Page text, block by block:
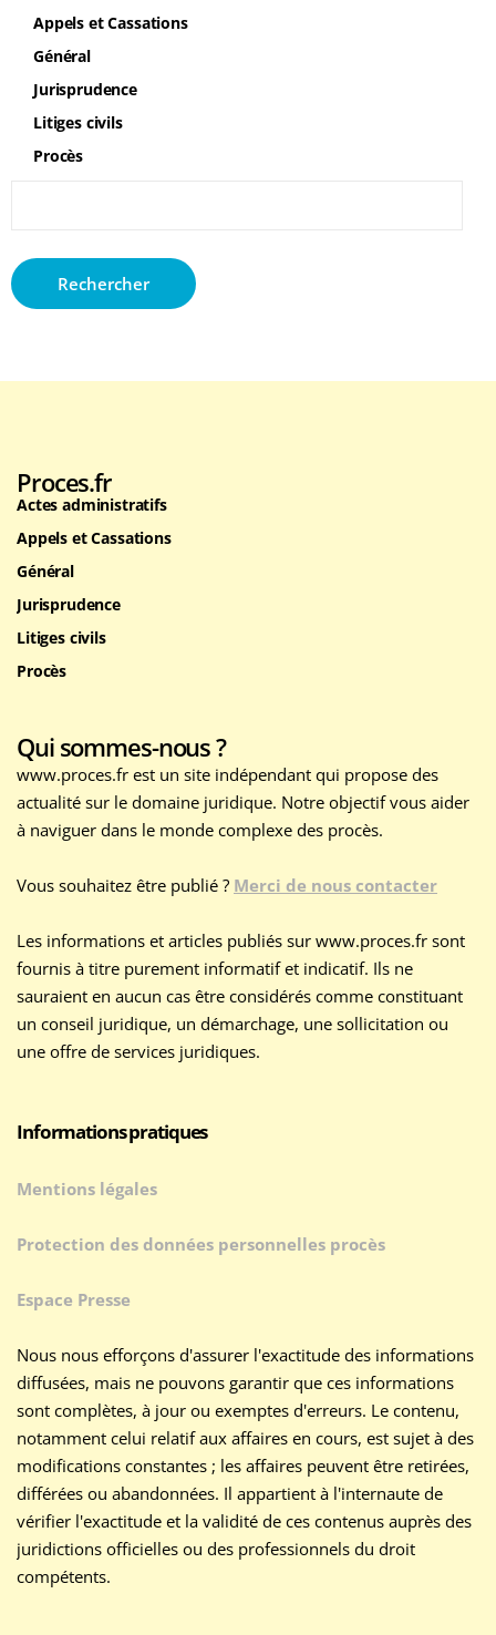
Appels et Cassations
Général
Jurisprudence
Litiges civils
Procès
Proces.fr
Actes administratifs
Appels et Cassations
Général
Jurisprudence
Litiges civils
Procès
Qui sommes-nous ?
www.proces.fr est un site indépendant qui propose des
actualité sur le domaine juridique. Notre objectif vous aider
à naviguer dans le monde complexe des procès.
Vous souhaitez être publié ? Merci de nous contacter
Les informations et articles publiés sur www.proces.fr sont
fournis à titre purement informatif et indicatif. Ils ne
sauraient en aucun cas être considérés comme constituant
un conseil juridique, un démarchage, une sollicitation ou
une offre de services juridiques.
Informations pratiques
Mentions légales
Protection des données personnelles procès
Espace Presse
Nous nous efforçons d'assurer l'exactitude des informations
diffusées, mais ne pouvons garantir que ces informations
sont complètes, à jour ou exemptes d'erreurs. Le contenu,
notamment celui relatif aux affaires en cours, est sujet à des
modifications constantes ; les affaires peuvent être retirées,
différées ou abandonnées. Il appartient à l'internaute de
vérifier l'exactitude et la validité de ces contenus auprès des
juridictions officielles ou des professionnels du droit
compétents.